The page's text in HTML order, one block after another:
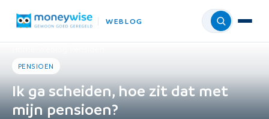
WEBLOG Menu
PENSIOEN
Ik ga scheiden, hoe zit dat met
mijn pensioen?